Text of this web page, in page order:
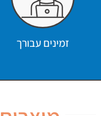
זמינים עבורך